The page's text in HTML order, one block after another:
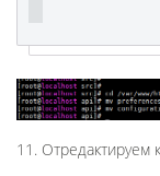
11.